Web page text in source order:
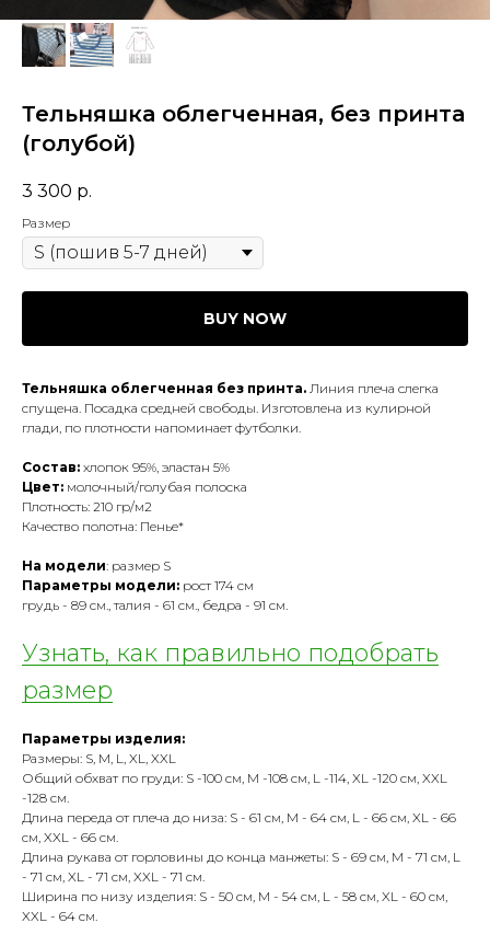
Тельняшка облегченная, без принта
(голубой)
3 300 р.
Размер
BUY NOW
Тельняшка облегченная без принта. Линия плеча слегка
спущена. Посадка средней свободы. Изготовлена из кулирной
глади, по плотности напоминает футболки.
Состав: хлопок 95%, эластан 5%
Цвет: молочный/голубая полоска
Плотность: 210 гр/м2
Качество полотна: Пенье*
На модели: размер S
Параметры модели: рост 174 см
грудь - 89 см., талия - 61 см., бедра - 91 см.
Узнать, как правильно подобрать
размер
Параметры изделия:
Размеры: S, M, L, XL, XXL
Общий обхват по груди: S -100 см, M -108 см, L -114, XL -120 см, XXL
-128 см.
Длина переда от плеча до низа: S - 61 см, M - 64 см, L - 66 см, XL - 66
см, XXL - 66 см.
Длина рукава от горловины до конца манжеты: S - 69 см, M - 71 см, L
- 71 см, XL - 71 см, XXL - 71 см.
Ширина по низу изделия: S - 50 см, M - 54 см, L - 58 см, XL - 60 см,
XXL - 64 см.